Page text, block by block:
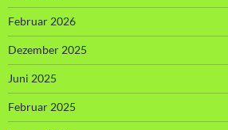
Februar 2026
Dezember 2025
Juni 2025
Februar 2025